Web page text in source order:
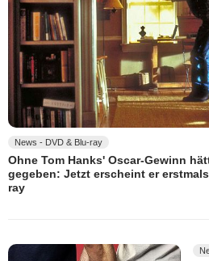
News - DVD & Blu-ray
Ohne Tom Hanks' Oscar-Gewinn
gegeben: Jetzt erscheint er
ray